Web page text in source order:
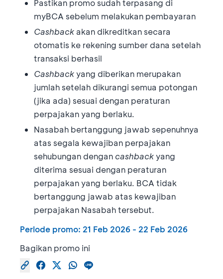
Pastikan promo sudah terpasang di
myBCA sebelum melakukan pembayaran
Cashback akan dikreditkan secara
otomatis ke rekening sumber dana setelah
transaksi berhasil
Cashbackyang diberikan merupakan
jumlah setelah dikurangi semua potongan
(jika ada) sesuai dengan peraturan
perpajakan yang berlaku.
Nasabah bertanggung jawab sepenuhnya
atas segala kewajiban perpajakan
sehubungan dengan cashbackyang
diterima sesuai dengan peraturan
perpajakan yang berlaku. BCA tidak
bertanggung jawab atas kewajiban
perpajakan Nasabah tersebut.
Periode promo: 21 Feb 2026 - 22 Feb 2026
Bagikan promo ini